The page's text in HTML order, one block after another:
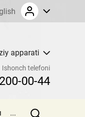
apparati
Ishonch telefoni
200-00-44
...